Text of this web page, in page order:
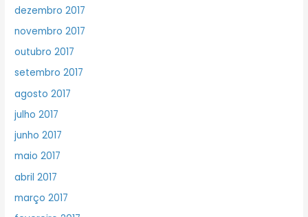
dezembro 2017
novembro 2017
outubro 2017
setembro 2017
agosto 2017
julho 2017
junho 2017
maio 2017
abril 2017
março 2017